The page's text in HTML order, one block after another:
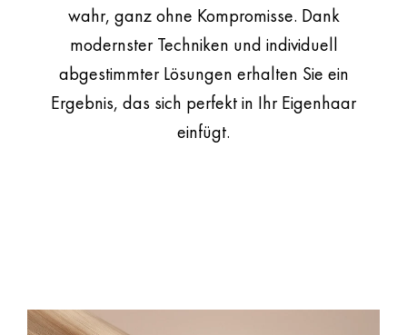
wahr, ganz ohne Kompromisse. Dank
modernster Techniken und individuell
abgestimmter Lösungen erhalten Sie ein
Ergebnis, das sich perfekt in Ihr Eigenhaar
einfügt.